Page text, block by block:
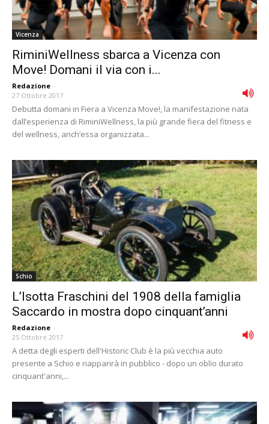
Vicenza
RiminiWellness sbarca a Vicenza con
Move! Domani il via con i...
Redazione -
27 Ottobre 2017
Debutta domani in Fiera a Vicenza Move!, la manifestazione nata
dall’esperienza di RiminiWellness, la più grande fiera del fitness e
del wellness, anch’essa organizzata...
Schio
L’Isotta Fraschini del 1908 della famiglia
Saccardo in mostra dopo cinquant’anni
Redazione -
25 Ottobre 2017
A detta degli esperti dell'Historic Club è la più vecchia auto
presente a Schio e riapparirà in pubblico - dopo un oblio durato
cinquant'anni,...